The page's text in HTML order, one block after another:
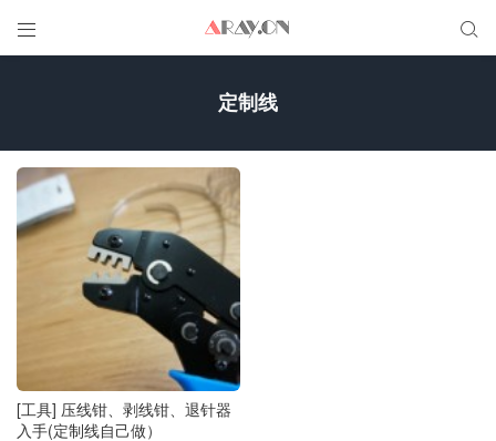
 
定制线
[工具] 压线钳、剥线钳、退针器
入手(定制线自己做）